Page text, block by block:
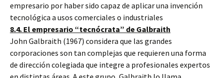
empresario por haber sido capaz de aplicar una invención
tecnológica a usos comerciales o industriales
8.4. El empresario “tecnócrata” de Galbraith
John Galbraith (1967) considera que las grandes
corporaciones son tan complejas que requieren una forma
de dirección colegiada que integre a profesionales expertos